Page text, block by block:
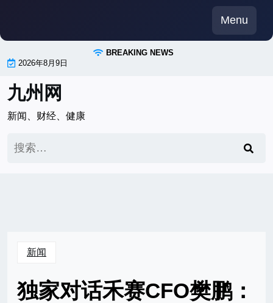
content
Menu
BREAKING NEWS
2026年8月9日
九州网
新闻、财经、健康
索：
新闻
独家对话禾赛CFO樊鹏：